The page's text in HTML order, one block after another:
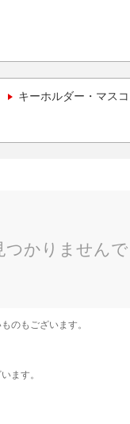
キーホルダー・マス